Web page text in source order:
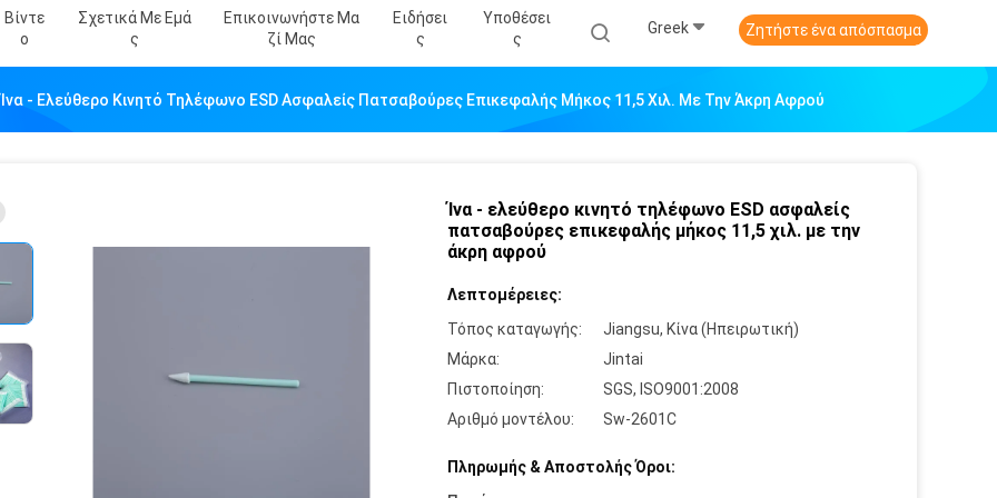
Βίντε
Ο
Σχετικά Με Εμά
Σ
Επικοινωνήστε Μα
Ζί Μας
Ειδήσει
Σ
Υποθέσει
Σ
Greek Ζητήστε ένα απόσπασμα
Ίνα - Ελεύθερο Κινητό Τηλέφωνο ESD Ασφαλείς Πατσαβούρες Επικεφαλής Μήκος 11,5 Χιλ. Με Την Άκρη Αφρού
Ίνα - ελεύθερο κινητό τηλέφωνο ESD ασφαλείς
πατσαβούρες επικεφαλής μήκος 11,5 χιλ. με την
άκρη αφρού
Λεπτομέρειες:
Τόπος καταγωγής:
Jiangsu, Κίνα (Ηπειρωτική)
Μάρκα:
Jintai
Πιστοποίηση:
SGS, ISO9001:2008
Αριθμό μοντέλου:
Sw-2601C
Πληρωμής & Αποστολής Όροι: